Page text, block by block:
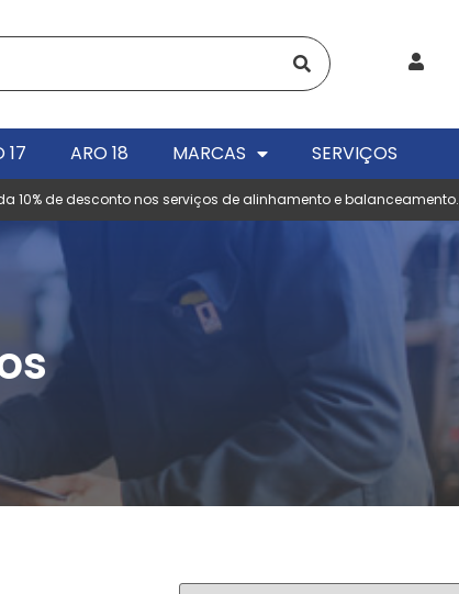
17 ARO 18 MARCAS SERVIÇOS
10% de desconto nos serviços de alinhamento e balanceamento.